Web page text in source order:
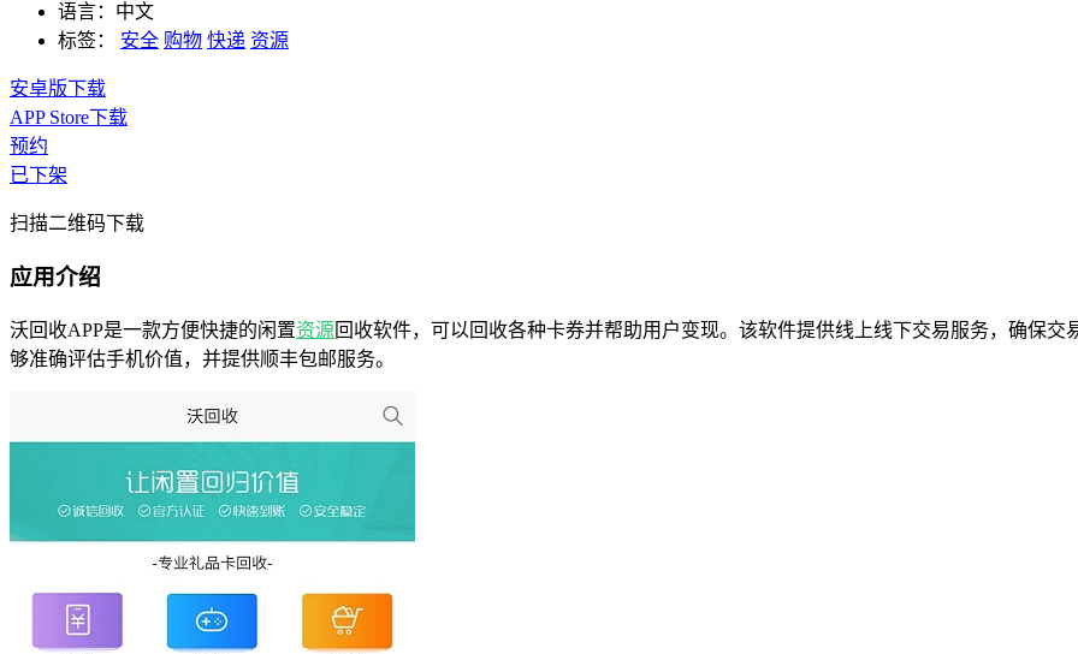
语言： 中文
标签：
安全 购物 快递 资源
安卓版下载
APP Store下载
预约
已下架
扫描二维码下载
应用介绍
沃回收APP是一款方便快捷的闲置资源回收软件，可以回收各种卡券并帮助用户变现。该软件提供线上线下交易服务，确保交
够准确评估手机价值，并提供顺丰包邮服务。